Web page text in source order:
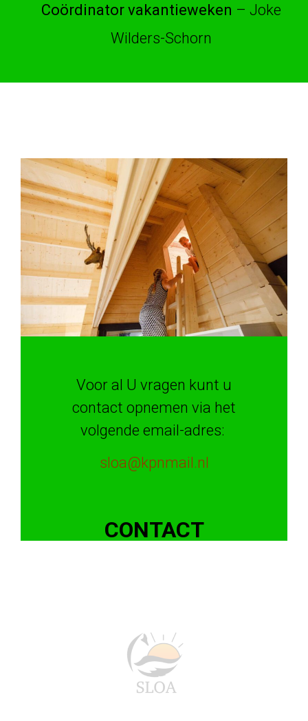
Coördinator vakantieweken – Joke
Wilders-Schorn
Voor al U vragen kunt u
contact opnemen via het
volgende email-adres:
sloa@kpnmail.nl
CONTACT